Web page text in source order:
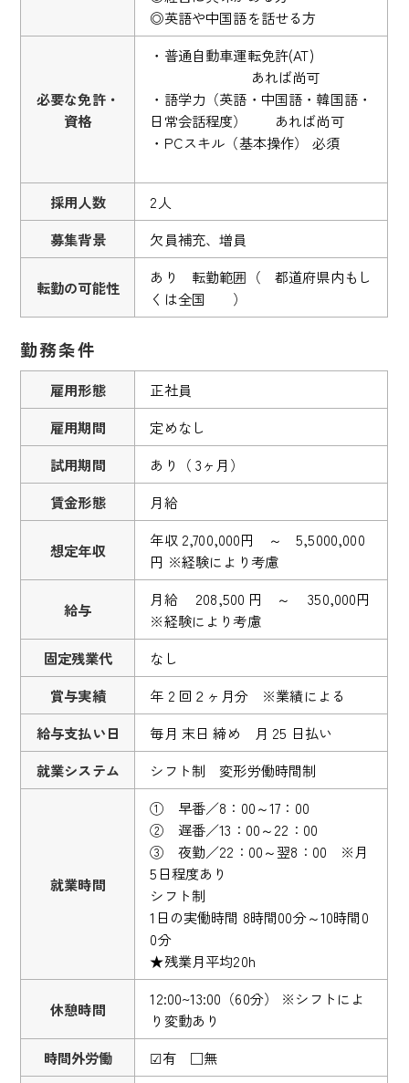
◎英語や中国語を話せる方
必要な免許・
資格
・普通自動車運転免許(AT)
あれば尚可
・語学力（英語・中国語・韓国語・
日常会話程度） あれば尚可
・PCスキル（基本操作） 必須
採用人数
2人
募集背景
欠員補充、増員
転勤の可能性
あり 転勤範囲（ 都道府県内もし
くは全国 ）
勤務条件
雇用形態
正社員
雇用期間
定めなし
試用期間
あり（ 3ヶ月）
賃金形態
月給
想定年収
年収 2,700,000円 ～ 5,5000,000
円 ※経験により考慮
給与
月給 208,500 円 ～ 350,000円
※経験により考慮
固定残業代
なし
賞与実績
年 2 回２ヶ月分 ※業績による
給与支払い日
毎月 末日 締め 月 25 日払い
就業システム
シフト制 変形労働時間制
就業時間
① 早番／8：00～17：00
② 遅番／13：00～22：00
③ 夜勤／22：00～翌8：00 ※月
5日程度あり
シフト制
1日の実働時間 8時間00分～10時間0
0分
★残業月平均20h
休憩時間
12:00~13:00（60分） ※シフトによ
り変動あり
時間外労働
☑有 □無